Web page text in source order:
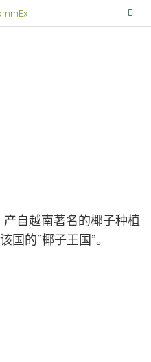
自越南著名的椰子种植
的“椰子王国”。